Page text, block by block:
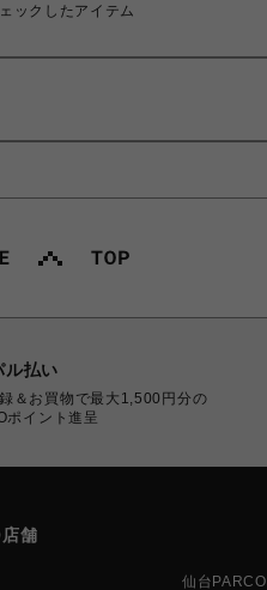
ックしたアイテム
ル払い
＆お買物で最大1,500円分の
ポイント進呈
舗
仙台PARCO